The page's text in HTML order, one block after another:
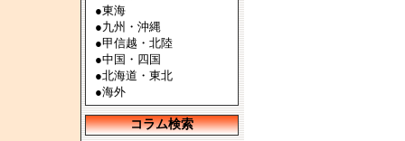
●東海
●九州・沖縄
●甲信越・北陸
●中国・四国
●北海道・東北
●海外
コラム検索